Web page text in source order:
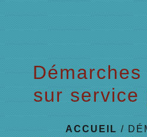
sur service
ACCUEIL /